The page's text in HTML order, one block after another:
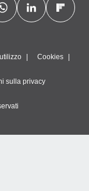
Cookies
sulla privacy